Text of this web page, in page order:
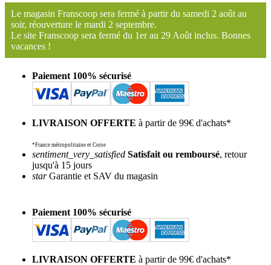
Le magasin Franscoop sera fermé à partir du samedi 2 août au
soir, réouverture le mardi 2 septembre.
Le site Franscoop sera fermé du 1er au 29 Août inclus. Bonnes
vacances !
Paiement 100% sécurisé
LIVRAISON OFFERTE à partir de 99€ d'achats*
*France métropolitaine et Corse
sentiment_very_satisfied Satisfait ou remboursé, retour
jusqu'à 15 jours
starGarantie et SAV du magasin
Paiement 100% sécurisé
LIVRAISON OFFERTE à partir de 99€ d'achats*